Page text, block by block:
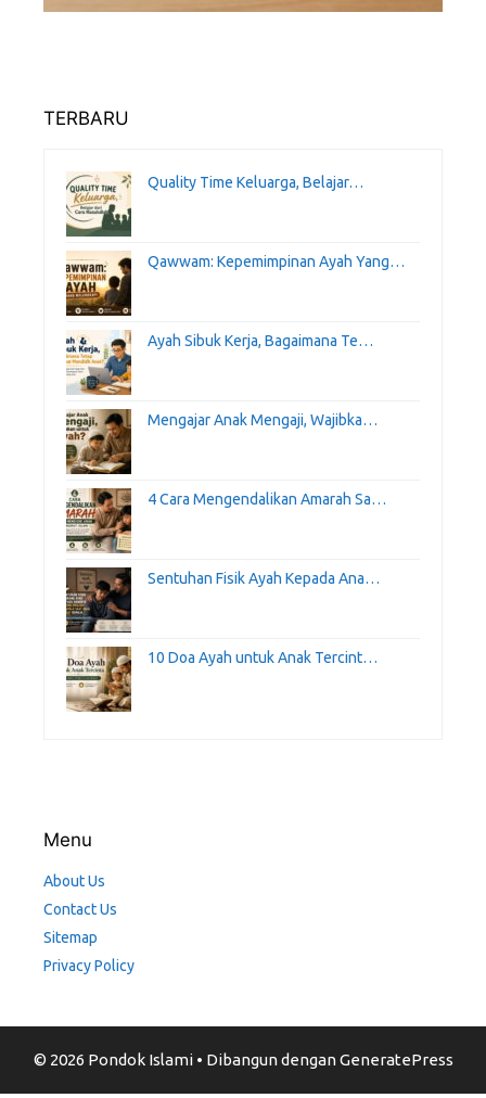
TERBARU
Quality Time Keluarga, Belajar…
Qawwam: Kepemimpinan Ayah Yang…
Ayah Sibuk Kerja, Bagaimana Te…
Mengajar Anak Mengaji, Wajibka…
4 Cara Mengendalikan Amarah Sa…
Sentuhan Fisik Ayah Kepada Ana…
10 Doa Ayah untuk Anak Tercint…
Menu
About Us
Contact Us
Sitemap
Privacy Policy
© 2026 Pondok Islami• Dibangun denganGeneratePress